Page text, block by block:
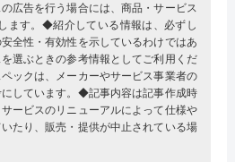
広告を行う場合には、商品・サービス
ます。◆紹介している情報は、必ずし
全性・有効性を示しているわけではあ
選ぶときの参考情報としてご利用くだ
ックは、メーカーやサービス事業者の
しています。◆記事内容は記事作成時
ービスのリニューアルによって仕様や
たり、販売・提供が中止されている場